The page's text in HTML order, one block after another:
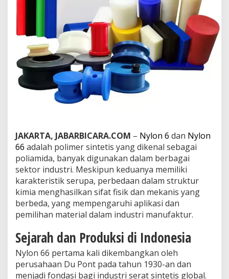
n
N
y
l
o
n
6
6
s
t
a
K
o
n
t
r
i
b
u
n
y
d
JAKARTA, JABARBICARA.COM – Nylon 6 dan Nylon
66 adalah polimer sintetis yang dikenal sebagai
poliamida, banyak digunakan dalam berbagai
sektor industri. Meskipun keduanya memiliki
karakteristik serupa, perbedaan dalam struktur
kimia menghasilkan sifat fisik dan mekanis yang
berbeda, yang mempengaruhi aplikasi dan
pemilihan material dalam industri manufaktur.
Sejarah dan Produksi di Indonesia
Nylon 66 pertama kali dikembangkan oleh
perusahaan Du Pont pada tahun 1930-an dan
menjadi fondasi bagi industri serat sintetis global.